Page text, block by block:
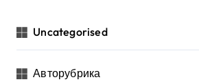
Uncategorised
Авторубрика